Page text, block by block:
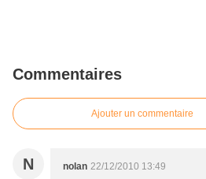
Commentaires
Ajouter un commentaire
N nolan 22/12/2010 13:49